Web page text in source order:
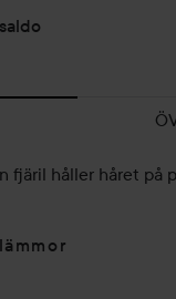
fjäril håller håret på